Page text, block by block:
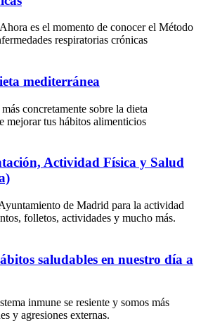
es el momento de conocer el Método
respiratorias crónicas
mediterránea
concretamente sobre la dieta
mejorar tus hábitos alimenticios
Actividad Física y Salud
de Madrid para la actividad
folletos, actividades y mucho más.
saludables en nuestro día a
inmune se resiente y somos más
y agresiones externas.